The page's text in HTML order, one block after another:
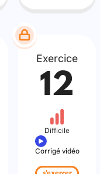
Exercice
12
Difficile
Corrigé vidéo